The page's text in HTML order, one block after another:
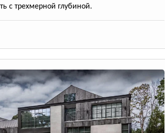
с трехмерной глубиной.